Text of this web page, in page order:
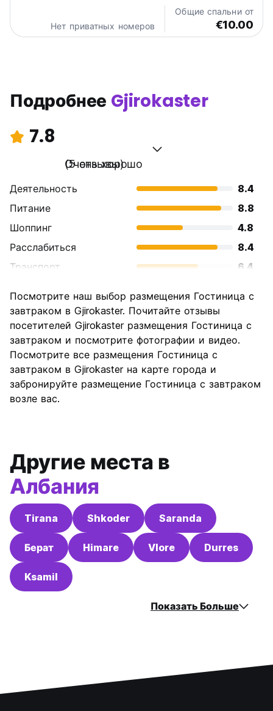
Нет приватных номеров
Общие спальни от
€10.00
Подробнее Gjirokaster
7.8
Очень хорошо
(5 отзывы)
Деятельность
8.4
Питание
8.8
Шоппинг
4.8
Расслабиться
8.4
Транспорт
6.4
достопримечательностей
8.8
Культура
9.6
Ночная жизнь
5.6
Соотношение цены и
качества
Посмотрите наш выбор размещения Гостиница с
завтраком в Gjirokaster. Почитайте отзывы
посетителей Gjirokaster размещения Гостиница с
завтраком и посмотрите фотографии и видео.
Посмотрите все размещения Гостиница с
завтраком в Gjirokaster на карте города и
забронируйте размещение Гостиница с завтраком
возле вас.
Другие места в
Албания
Tirana Shkoder Saranda
Берат Himare Vlore Durres
Ksamil
Показать Больше